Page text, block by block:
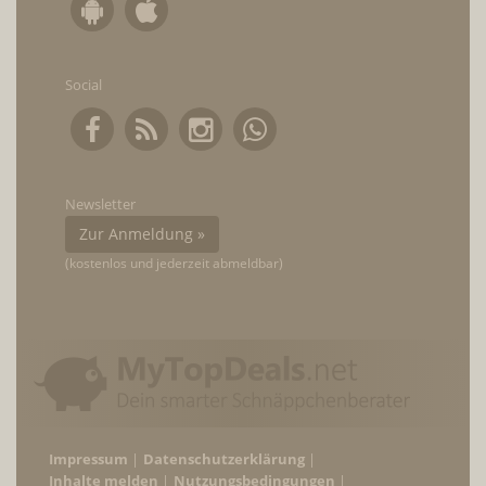
Social
Newsletter
Zur Anmeldung »
(kostenlos und jederzeit abmeldbar)
Impressum
Datenschutzerklärung
Inhalte melden
Nutzungsbedingungen